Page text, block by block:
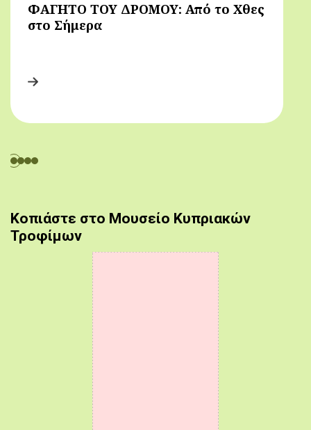
ΦΑΓΗΤΟ ΤΟΥ ΔΡΟΜΟΥ: Από το Χθες
στο Σήμερα
Κοπιάστε στο Μουσείο Κυπριακών
Τροφίμων